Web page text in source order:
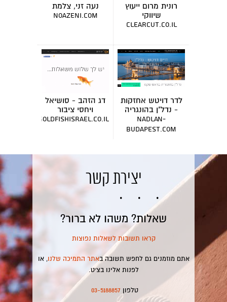
רונית מרום ייעוץ
שיווקי
clearcut.co.il
נעה זני, צלמת
noazeni.com
לדר דויטש אחזקות
- נדל"ן בהונגריה
nadlan-
budapest.com
דג הזהב - סושיאל
ויחסי ציבור
goldfishisrael.co.il
יצירת קשר
שאלות? משהו לא ברור?
קראו תשובות לשאלות נפוצות
אתם מוזמנים גם לחפש תשובה באתר התמיכה שלנו, או
לפנות אלינו בצ׳ט.
טלפון 03-5188857